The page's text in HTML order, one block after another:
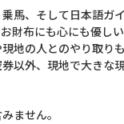
馬、そして日本語ガ
財布にも心にも優しい
地の人とのやり取り
以外、現地で大きな
ません。